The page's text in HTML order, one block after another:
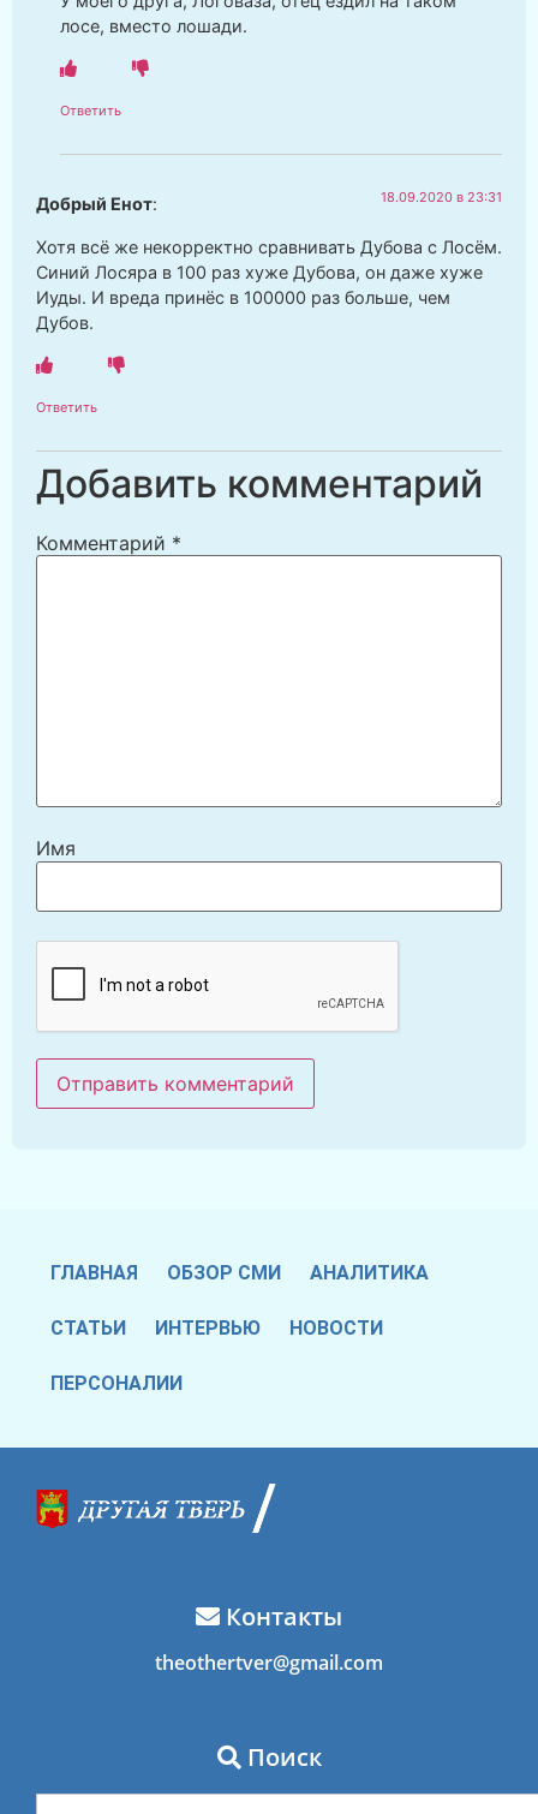
лосе, вместо лошади.
Ответить
Добрый Енот: 18.09.2020 в 23:31
Хотя всё же некорректно сравнивать Дубова с Лосём.
Синий Лосяра в 100 раз хуже Дубова, он даже хуже
Иуды. И вреда принёс в 100000 раз больше, чем
Дубов.
Ответить
Добавить комментарий
Комментарий *
Имя
ГЛАВНАЯ ОБЗОР СМИ АНАЛИТИКА
СТАТЬИ ИНТЕРВЬЮ НОВОСТИ
ПЕРСОНАЛИИ
Контакты
theothertver@gmail.com
Поиск